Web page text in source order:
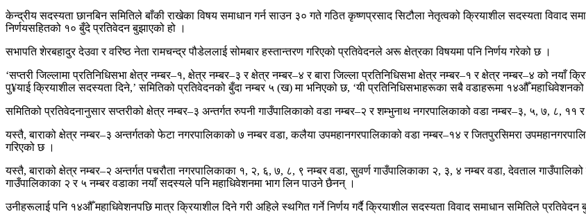
केन्द्रीय सदस्यता छानबिन समितिले बाँकी राखेका विषय समाधान गर्न साउन ३० गते गठित कृष्णप्रसाद सिटौला नेतृत्वको क्रियाशील सदस्यता विवाद
निर्णयसहितको १० बुँदे प्रतिवेदन बुझाएको हो ।
सभापति शेरबहादुर देउवा र वरिष्ठ नेता रामचन्द्र पौडेललाई सोमबार हस्तान्तरण गरिएको प्रतिवेदनले अरू क्षेत्रका विषयमा पनि निर्णय गरेको छ ।
‘सप्तरी जिल्लामा प्रतिनिधिसभा क्षेत्र नम्बर–१, क्षेत्र नम्बर–३ र क्षेत्र नम्बर–४ र बारा जिल्ला प्रतिनिधिसभा क्षेत्र नम्बर–१ र क्षेत्र नम्बर–४ को
पु¥याई क्रियाशील सदस्यता दिने,’ समितिको प्रतिवेदनको बुँदा नम्बर ५ (ख) मा भनिएको छ, ‘यी प्रतिनिधिसभाहरूका सबै वडाहरूमा १४औँ
समितिको प्रतिवेदनानुसार सप्तरीको क्षेत्र नम्बर–३ अन्तर्गत रुपनी गाउँपालिकाको वडा नम्बर–२ र शम्भुनाथ नगरपालिकाको वडा नम्बर–३, ५, ७, ८,
यस्तै, बाराको क्षेत्र नम्बर–३ अन्तर्गतको फेटा नगरपालिकाको ७ नम्बर वडा, कलैया उपमहानगरपालिकाको वडा नम्बर–१४ र जितपुरसिमरा
गरिएको छ ।
यस्तै, बाराको क्षेत्र नम्बर–२ अन्तर्गत पचरौता नगरपालिकाका १, २, ६, ७, ८, ९ नम्बर वडा, सुवर्ण गाउँपालिकाका २, ३, ४ नम्बर वडा, देवताल
गाउँपालिकाका २ र ५ नम्बर वडाका नयाँ सदस्यले पनि महाधिवेशनमा भाग लिन पाउने छैनन् ।
उनीहरूलाई पनि १४औँ महाधिवेशनपछि मात्र क्रियाशील दिने गरी अहिले स्थगित गर्ने निर्णय गर्दै क्रियाशील सदस्यता विवाद समाधान समितिले प्रतिवेदन